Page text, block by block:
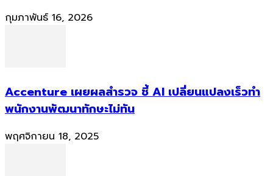
กุมภาพันธ์ 16, 2026
Accenture เผยผลสำรวจ ชี้ AI เปลี่ยนแปลงเร็วทำ
พนักงานพัฒนาทักษะไม่ทัน
พฤศจิกายน 18, 2025